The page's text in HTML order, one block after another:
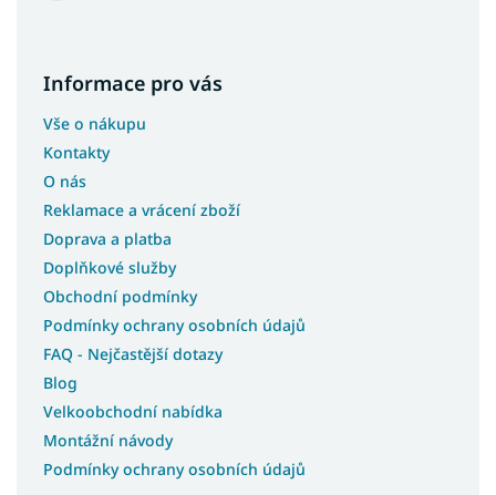
Informace pro vás
Vše o nákupu
Kontakty
O nás
Reklamace a vrácení zboží
Doprava a platba
Doplňkové služby
Obchodní podmínky
Podmínky ochrany osobních údajů
FAQ - Nejčastější dotazy
Blog
Velkoobchodní nabídka
Montážní návody
Podmínky ochrany osobních údajů